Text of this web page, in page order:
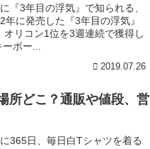
『3年目の浮気』で知られる、
に発売した『3年目の浮気』
リコン1位を3週連続で獲得し
ーボー...
2019.07.26
所どこ？通販や値段、営
365日、毎日白Tシャツを着る